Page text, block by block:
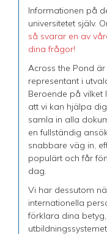
Informationen på
universitetet själv.
så svarar en av
dina frågor!
Across the Pond
representant i
Beroende på
att vi kan hjälpa
samla in alla
en fullständig
snabbare väg in,
populärt och får
dag.
Vi har dessutom
internationella
förklara dina